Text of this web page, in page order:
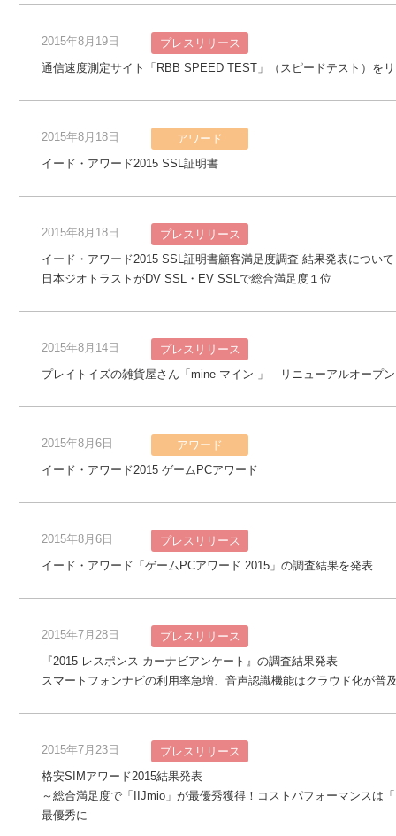
2015年8月19日
プレスリリース
通信速度測定サイト「RBB SPEED TEST」（スピードテスト）を
2015年8月18日
アワード
イード・アワード2015 SSL証明書
2015年8月18日
プレスリリース
イード・アワード2015 SSL証明書顧客満足度調査 結果発表について
日本ジオトラストがDV SSL・EV SSLで総合満足度１位
2015年8月14日
プレスリリース
プレイトイズの雑貨屋さん「mine-マイン-」 リニューアルオープン
2015年8月6日
アワード
イード・アワード2015 ゲームPCアワード
2015年8月6日
プレスリリース
イード・アワード「ゲームPCアワード 2015」の調査結果を発表
2015年7月28日
プレスリリース
『2015 レスポンス カーナビアンケート』の調査結果発表
スマートフォンナビの利用率急増、音声認識機能はクラウド化が普
2015年7月23日
プレスリリース
格安SIMアワード2015結果発表
～総合満足度で「IIJmio」が最優秀獲得！コストパフォーマンスは
最優秀に